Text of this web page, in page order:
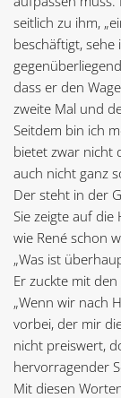
seitlich zu ihm,
beschäftigt, sehe
dass er den
zweite Mal und
Seitdem bin ich
bietet zwar nicht
auch nicht ganz
Der steht in der
Sie zeigte auf
wie René schon
„Was ist
Er zuckte mit
„Wenn wir nach
vorbei, der mir
nicht preiswert,
hervorragender
Mit diesen